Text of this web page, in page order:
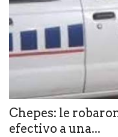
Chepes: le
efectivo a una...